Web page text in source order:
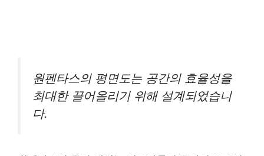
원펜타스의 평면도는 공간의 효율성을
최대한 끌어올리기 위해 설계되었습니
다.